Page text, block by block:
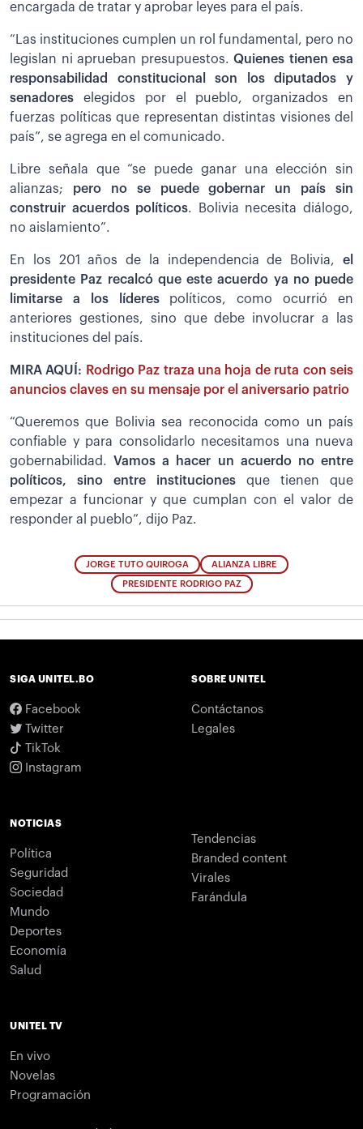
encargada de tratar y aprobar leyes para el país.
“Las instituciones cumplen un rol fundamental, pero no
legislan ni aprueban presupuestos. Quienes tienen esa
responsabilidad constitucional son los diputados y
senadores elegidos por el pueblo, organizados en
fuerzas políticas que representan distintas visiones del
país”, se agrega en el comunicado.
Libre señala que “se puede ganar una elección sin
alianzas; pero no se puede gobernar un país sin
construir acuerdos políticos. Bolivia necesita diálogo,
no aislamiento”.
En los 201 años de la independencia de Bolivia, el
presidente Paz recalcó que este acuerdo ya no puede
limitarse a los líderespolíticos, como ocurrió en
anteriores gestiones, sino que debe involucrar a las
instituciones del país.
MIRA AQUÍ: Rodrigo Paz traza una hoja de ruta con seis
anuncios claves en su mensaje por el aniversario patrio
“Queremos que Bolivia sea reconocida como un país
confiable y para consolidarlo necesitamos una nueva
gobernabilidad.
Vamos a hacer un acuerdo no entre
políticos, sino entre instituciones que tienen que
empezar a funcionar y que cumplan con el valor de
responder al pueblo”, dijo Paz.
JORGE TUTO QUIROGA ALIANZA LIBRE
PRESIDENTE RODRIGO PAZ
SIGA UNITEL.BO
Facebook
Twitter
TikTok
Instagram
SOBRE UNITEL
Contáctanos
Legales
NOTICIAS
Política
Seguridad
Sociedad
Mundo
Deportes
Economía
Salud
Tendencias
Branded content
Virales
Farándula
UNITEL TV
En vivo
Novelas
Programación